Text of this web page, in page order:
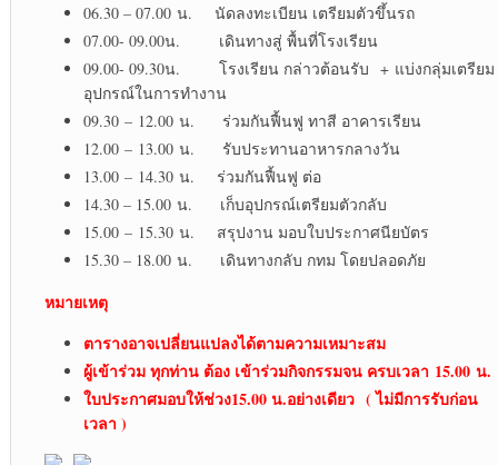
06.30 – 07.00 น. นัดลงทะเบียน เตรียมตัวขึ้นรถ
07.00- 09.00น. เดินทางสู่ พื้นที่โรงเรียน
09.00- 09.30น. โรงเรียน กล่าวต้อนรับ + แบ่งกลุ่มเตรียม
อุปกรณ์ในการทำงาน
09.30 – 12.00 น. ร่วมกันฟื้นฟู ทาสี อาคารเรียน
12.00 – 13.00 น. รับประทานอาหารกลางวัน
13.00 – 14.30 น. ร่วมกันฟื้นฟู ต่อ
14.30 – 15.00 น. เก็บอุปกรณ์เตรียมตัวกลับ
15.00 – 15.30 น. สรุปงาน มอบใบประกาศนียบัตร
15.30 – 18.00 น. เดินทางกลับ กทม โดยปลอดภัย
หมายเหตุ
ตารางอาจเปลี่ยนแปลงได้ตามความเหมาะสม
ผู้เข้าร่วม ทุกท่าน ต้อง เข้าร่วมกิจกรรมจน ครบเวลา 15.00 น.
ใบประกาศมอบให้ช่วง15.00 น.อย่างเดียว ( ไม่มีการรับก่อน
เวลา )